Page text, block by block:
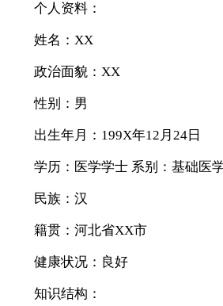
个人资料：
姓名：XX
政治面貌：XX
性别：男
出生年月：199X年12月24日
学历：医学学士 系别：基础医
民族：汉
籍贯：河北省XX市
健康状况：良好
知识结构：